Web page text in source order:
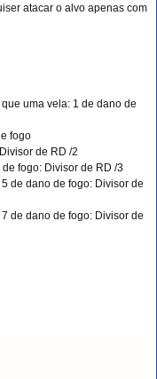
atacar o alvo apenas com
uma vela: 1 de dano de
fogo
de RD /2
fogo: Divisor de RD /3
de dano de fogo: Divisor de
de dano de fogo: Divisor de